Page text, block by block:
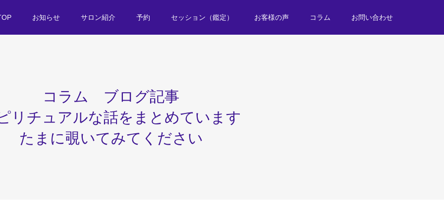
お知らせ サロン紹介 予約 セッション（鑑定） お客様の声 コラム お問い合わせ
コラム ブログ記事
リチュアルな話をまとめています
たまに覗いてみてください